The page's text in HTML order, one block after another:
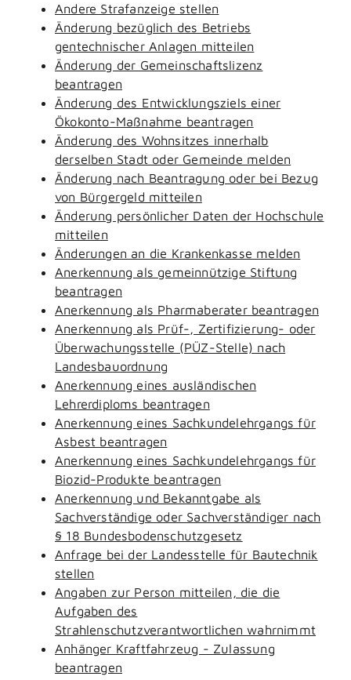
Andere Strafanzeige stellen
Änderung bezüglich des Betriebs
gentechnischer Anlagen mitteilen
Änderung der Gemeinschaftslizenz
beantragen
Änderung des Entwicklungsziels einer
Ökokonto-Maßnahme beantragen
Änderung des Wohnsitzes innerhalb
derselben Stadt oder Gemeinde melden
Änderung nach Beantragung oder bei Bezug
von Bürgergeld mitteilen
Änderung persönlicher Daten der Hochschule
mitteilen
Änderungen an die Krankenkasse melden
Anerkennung als gemeinnützige Stiftung
beantragen
Anerkennung als Pharmaberater beantragen
Anerkennung als Prüf-, Zertifizierung- oder
Überwachungsstelle (PÜZ-Stelle) nach
Landesbauordnung
Anerkennung eines ausländischen
Lehrerdiploms beantragen
Anerkennung eines Sachkundelehrgangs für
Asbest beantragen
Anerkennung eines Sachkundelehrgangs für
Biozid-Produkte beantragen
Anerkennung und Bekanntgabe als
Sachverständige oder Sachverständiger nach
§ 18 Bundesbodenschutzgesetz
Anfrage bei der Landesstelle für Bautechnik
stellen
Angaben zur Person mitteilen, die die
Aufgaben des
Strahlenschutzverantwortlichen wahrnimmt
Anhänger Kraftfahrzeug - Zulassung
beantragen